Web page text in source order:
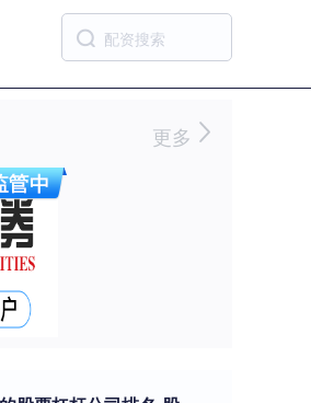
更多